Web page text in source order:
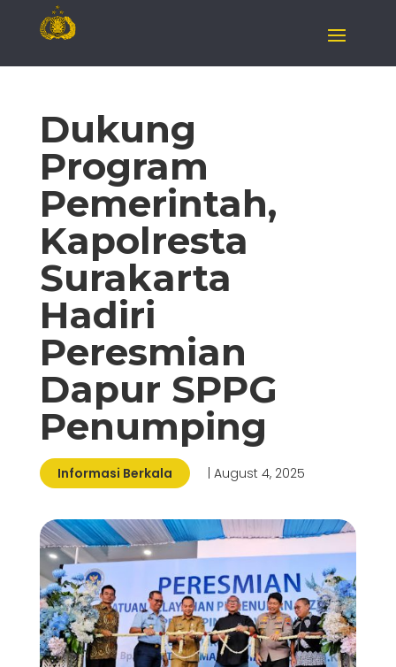
Dukung
Program
Pemerintah,
Kapolresta
Surakarta
Hadiri
Peresmian
Dapur SPPG
Penumping
Informasi Berkala | August 4, 2025